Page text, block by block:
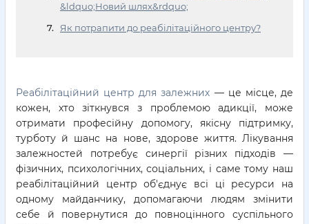
&ldquo;Новий шлях&rdquo;
Як потрапити до реабілітаційного центру?
Реабілітаційний центр для залежних — це місце, де
кожен, хто зіткнувся з проблемою адикції, може
отримати професійну допомогу, якісну підтримку,
турботу й шанс на нове, здорове життя. Лікування
залежностей потребує синергії різних підходів —
фізичних, психологічних, соціальних, і саме тому наш
реабілітаційний центр об'єднує всі ці ресурси на
одному майданчику, допомагаючи людям змінити
себе й повернутися до повноцінного суспільного